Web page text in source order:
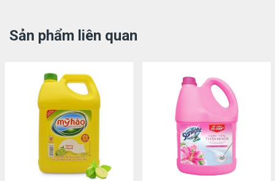
Sản phẩm liên quan